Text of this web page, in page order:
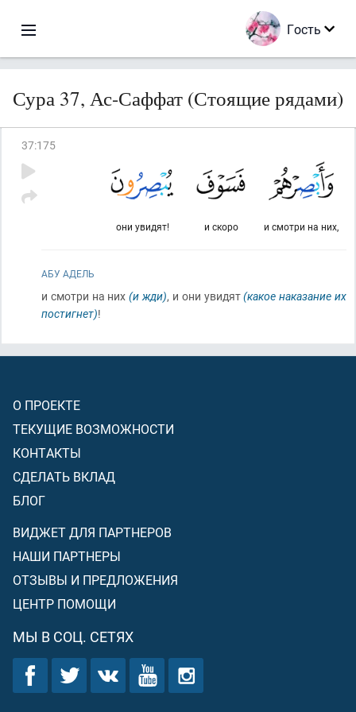
Гость
Сура 37, Ас-Саффат (Стоящие рядами)
37:175
и смотри на них,
и скоро
они увидят!
АБУ АДЕЛЬ
и смотри на них(и жди), и они увидят(какое наказание их
постигнет)!
О ПРОЕКТЕ
ТЕКУЩИЕ ВОЗМОЖНОСТИ
КОНТАКТЫ
СДЕЛАТЬ ВКЛАД
БЛОГ
ВИДЖЕТ ДЛЯ ПАРТНЕРОВ
НАШИ ПАРТНЕРЫ
ОТЗЫВЫ И ПРЕДЛОЖЕНИЯ
ЦЕНТР ПОМОЩИ
МЫ В СОЦ. СЕТЯХ